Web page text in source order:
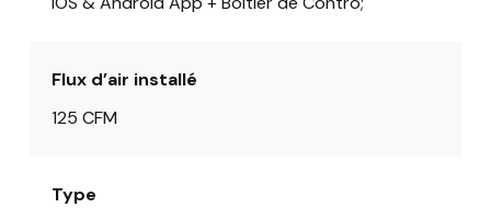
Flux d’air installé
125 CFM
Type